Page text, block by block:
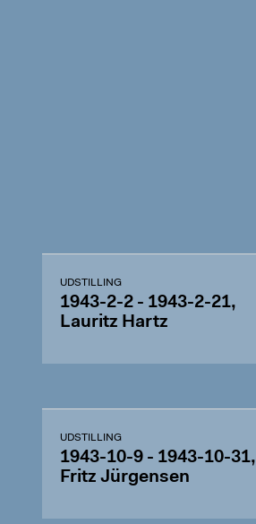
UDSTILLING
1943-2-2 - 1943-2-21,
Lauritz Hartz
UDSTILLING
1943-10-9 - 1943-10-31,
Fritz Jürgensen